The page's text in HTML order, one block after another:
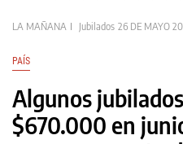
LA MAÑANA Jubilados 26 DE MAYO
PAÍS
Algunos
$670.000 en